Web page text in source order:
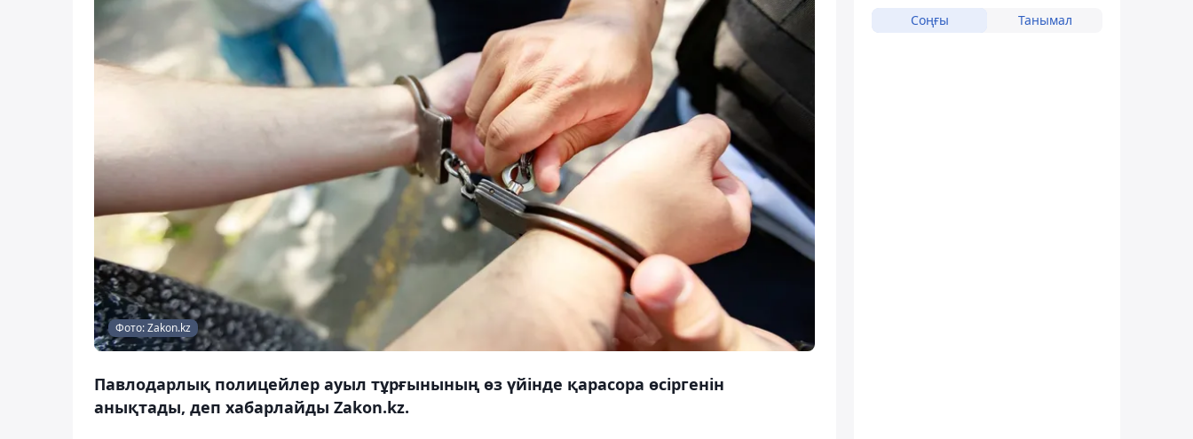
Фото: Zakon.kz
Павлодарлық полицейлер ауыл тұрғынының өз үйінде қарасора өсіргенін
анықтады, деп хабарлайды Zakon.kz.
Соңғы Танымал